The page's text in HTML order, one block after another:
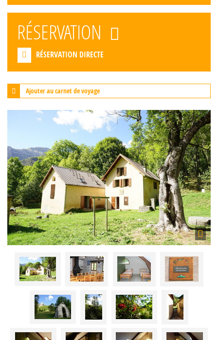
RÉSERVATION
RÉSERVATION DIRECTE
Ajouter au carnet de voyage